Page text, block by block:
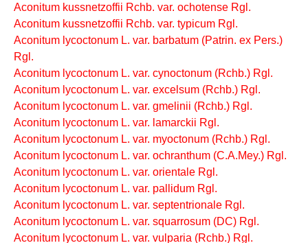
Aconitum kussnetzoffii Rchb. var. ochotense Rgl.
Aconitum kussnetzoffii Rchb. var. typicum Rgl.
Aconitum lycoctonum L. var. barbatum (Patrin. ex Pers.)
Rgl.
Aconitum lycoctonum L. var. cynoctonum (Rchb.) Rgl.
Aconitum lycoctonum L. var. excelsum (Rchb.) Rgl.
Aconitum lycoctonum L. var. gmelinii (Rchb.) Rgl.
Aconitum lycoctonum L. var. lamarckii Rgl.
Aconitum lycoctonum L. var. myoctonum (Rchb.) Rgl.
Aconitum lycoctonum L. var. ochranthum (C.A.Mey.) Rgl.
Aconitum lycoctonum L. var. orientale Rgl.
Aconitum lycoctonum L. var. pallidum Rgl.
Aconitum lycoctonum L. var. septentrionale Rgl.
Aconitum lycoctonum L. var. squarrosum (DC) Rgl.
Aconitum lycoctonum L. var. vulparia (Rchb.) Rgl.